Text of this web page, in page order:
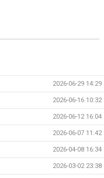
2026-06-29 14:29
2026-06-16 10:32
2026-06-12 16:04
2026-06-07 11:42
2026-04-08 16:34
2026-03-02 23:38